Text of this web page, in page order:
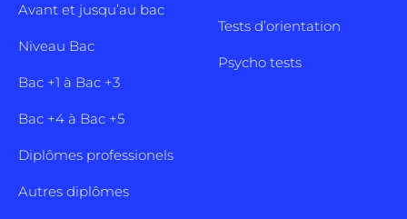
Avant et jusqu’au bac
Niveau Bac
Bac +1 à Bac +3
Bac +4 à Bac +5
Diplômes professionels
Autres diplômes
Tests d’orientation
Psycho tests